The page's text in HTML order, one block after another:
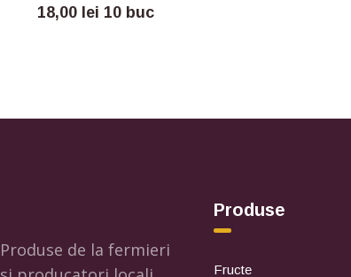
18,00 lei 10 buc
Produse de la fermieri
Produse
Fructe